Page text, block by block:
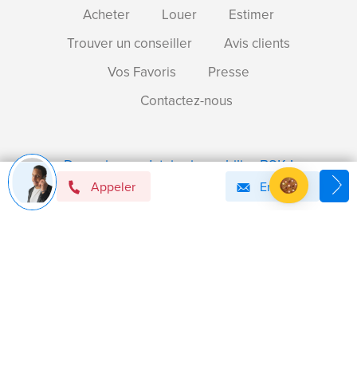
Appeler Email
Acheter Louer
Estimer
Trouver un conseiller
Avis clients
Vos Favoris
Presse
Contactez-nous
Devenir mandataire immobilier BSK !